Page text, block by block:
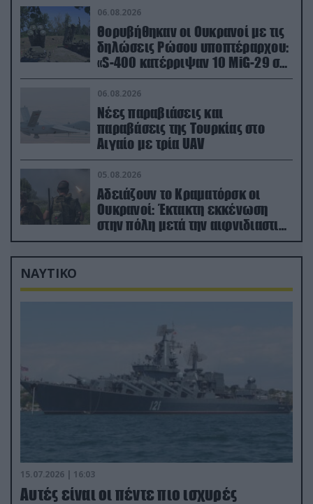
06.08.2026
Θορυβήθηκαν οι Ουκρανοί με τις
δηλώσεις Ρώσου υποπτέραρχου:
«S-400 κατέρριψαν 10 MiG-29 σε
μόλις μια μέρα!»
06.08.2026
Νέες παραβιάσεις και
παραβάσεις της Τουρκίας στο
Αιγαίο με τρία UAV
05.08.2026
Αδειάζουν το Κραματόρσκ οι
Ουκρανοί: Έκτακτη εκκένωση
στην πόλη μετά την αιφνιδιαστική
προώθηση των Ρώσων (βίντεο)
ΝΑΥΤΙΚΟ
15.07.2026 | 16:03
Aυτές είναι οι πέντε πιο ισχυρές